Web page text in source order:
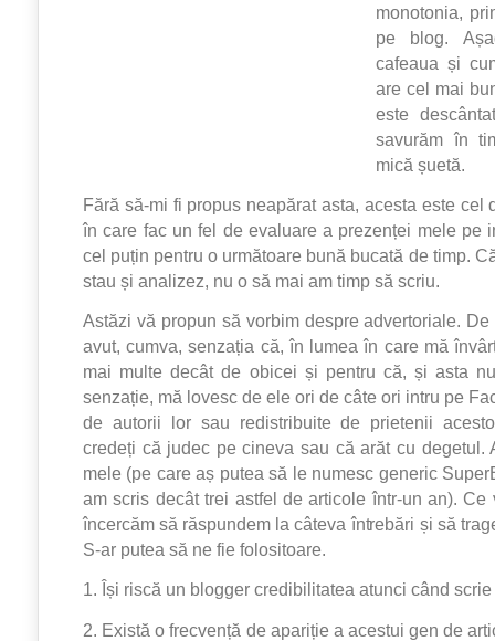
monotonia,
pe blog.
cafeaua și
are cel mai
este
savurăm în
mică șuetă.
Fără să-mi fi propus neapărat asta, acesta este cel
în care fac un fel de evaluare a prezenței mele pe
cel puțin pentru o următoare bună bucată de timp.
stau și analizez, nu o să mai am timp să scriu.
Astăzi vă propun să vorbim despre advertoriale.
avut, cumva, senzația că, în lumea în care mă
mai multe decât de obicei și pentru că, și asta
senzație, mă lovesc de ele ori de câte ori intru pe
de autorii lor sau redistribuite de prietenii
credeți că judec pe cineva sau că arăt cu degetul.
mele (pe care aș putea să le numesc generic
am scris decât trei astfel de articole într-un an). Ce
încercăm să răspundem la câteva întrebări și să
S-ar putea să ne fie folositoare.
1. Își riscă un blogger credibilitatea atunci când
2. Există o frecvență de apariție a acestui gen de